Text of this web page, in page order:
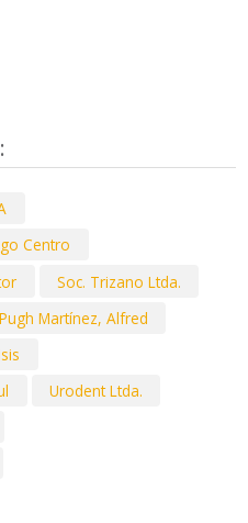
Centro
Soc. Trizano Ltda.
Pugh Martínez, Alfred
Urodent Ltda.